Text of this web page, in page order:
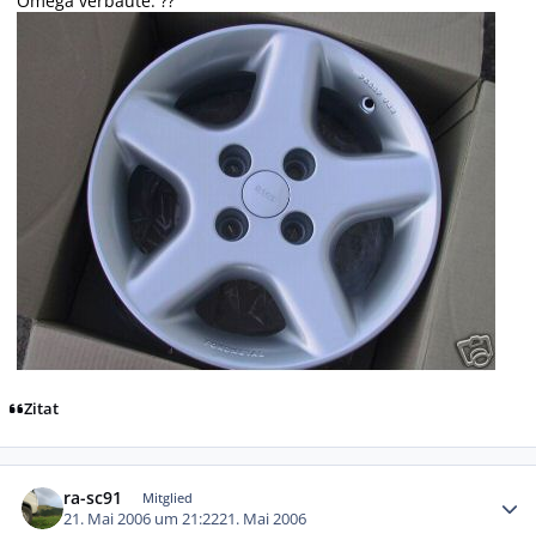
Zitat
ra-sc91 Mitglied
21. Mai 2006 um 21:2221. Mai 2006